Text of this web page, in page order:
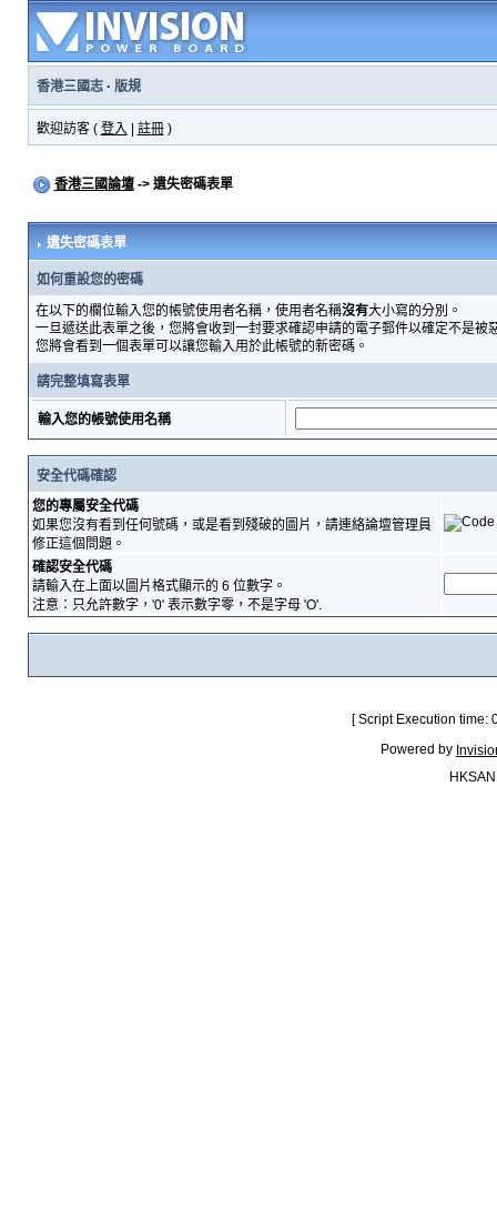
香港三國志· 版規
歡迎訪客 ( 登入 註冊)
香港三國論壇-> 遺失密碼表單
遺失密碼表單
如何重設您的密碼
在以下的欄位輸入您的帳號使用者名稱，使用者名稱沒有大小寫的分別。
一旦遞送此表單之後，您將會收到一封要求確認申請的電子郵件以確定不是
您將會看到一個表單可以讓您輸入用於此帳號的新密碼。
請完整填寫表單
輸入您的帳號使用名稱
安全代碼確認
您的專屬安全代碼
如果您沒有看到任何號碼，或是看到殘破的圖片，請連絡論壇管理員
修正這個問題。
確認安全代碼
請輸入在上面以圖片格式顯示的 6 位數字。
注意：只允許數字，'0' 表示數字零，不是字母 'O'.
[ Script Execution
Powered by